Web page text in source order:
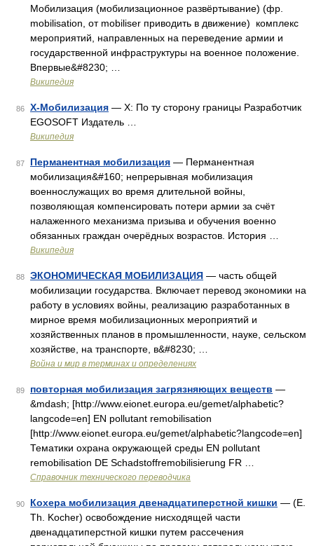
Мобилизация (мобилизационное развёртывание) (фр.
mobilisation, от mobiliser приводить в движение) комплекс
мероприятий, направленных на переведение армии и
государственной инфраструктуры на военное положение.
Впервые&#8230; …
Википедия
86 X-Мобилизация — X: По ту сторону границы Разработчик
EGOSOFT Издатель …
Википедия
87 Перманентная мобилизация — Перманентная
мобилизация&#160; непрерывная мобилизация
военнослужащих во время длительной войны,
позволяющая компенсировать потери армии за счёт
налаженного механизма призыва и обучения военно
обязанных граждан очерёдных возрастов. История …
Википедия
88 ЭКОНОМИЧЕСКАЯ МОБИЛИЗАЦИЯ — часть общей
мобилизации государства. Включает перевод экономики на
работу в условиях войны, реализацию разработанных в
мирное время мобилизационных мероприятий и
хозяйственных планов в промышленности, науке, сельском
хозяйстве, на транспорте, в&#8230; …
Война и мир в терминах и определениях
89 повторная мобилизация загрязняющих веществ —
&mdash; [http://www.eionet.europa.eu/gemet/alphabetic?
langcode=en] EN pollutant remobilisation
[http://www.eionet.europa.eu/gemet/alphabetic?langcode=en]
Тематики охрана окружающей среды EN pollutant
remobilisation DE Schadstoffremobilisierung FR …
Справочник технического переводчика
90 Кохера мобилизация двенадцатиперстной кишки — (Е.
Th. Kocher) освобождение нисходящей части
двенадцатиперстной кишки путем рассечения